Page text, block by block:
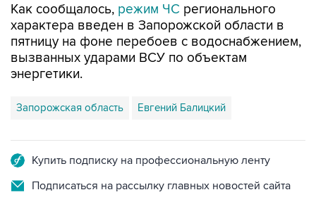
Как сообщалось, режим ЧС регионального
характера введен в Запорожской области в
пятницу на фоне перебоев с водоснабжением,
вызванных ударами ВСУ по объектам
энергетики.
Запорожская область Евгений Балицкий
Купить подписку на профессиональную ленту
Подписаться на рассылку главных новостей сайта